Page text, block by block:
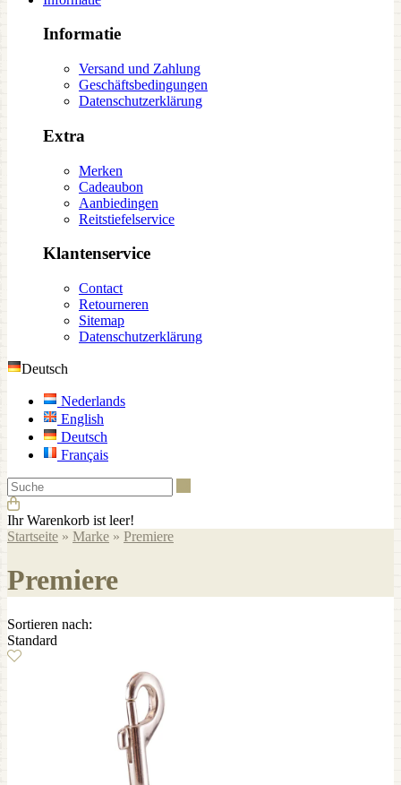
Informatie
Versand und Zahlung
Geschäftsbedingungen
Datenschutzerklärung
Extra
Merken
Cadeaubon
Aanbiedingen
Reitstiefelservice
Klantenservice
Contact
Retourneren
Sitemap
Datenschutzerklärung
Deutsch
Nederlands
English
Deutsch
Français
Ihr Warenkorb ist leer!
Startseite » Marke » Premiere
Premiere
Sortieren nach:
Standard